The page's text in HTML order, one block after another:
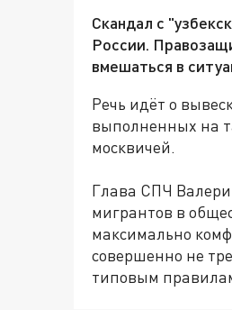
Скандал с
России.
вмешаться в
Речь идёт о
выполненных на
москвичей.
Глава СПЧ
мигрантов в
максимально
совершенно не
типовым